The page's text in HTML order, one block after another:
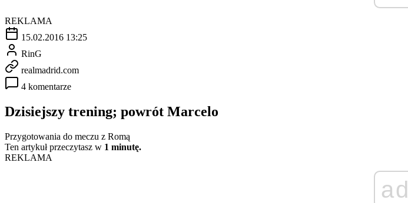
REKLAMA
15.02.2016 13:25
RinG
realmadrid.com
4 komentarze
Dzisiejszy trening; powrót Marcelo
Przygotowania do meczu z Romą
Ten artykuł przeczytasz w 1 minutę.
REKLAMA
ad